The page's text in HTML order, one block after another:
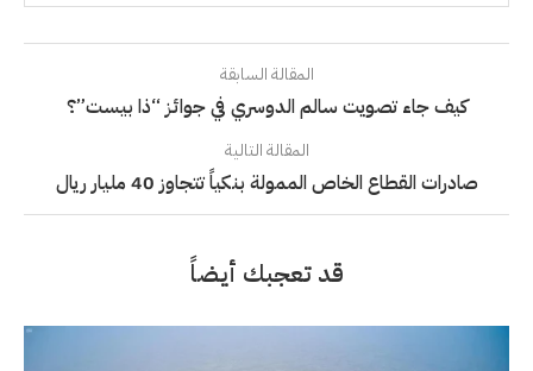
المقالة السابقة
كيف جاء تصويت سالم الدوسري في جوائز “ذا بيست”؟
المقالة التالية
صادرات القطاع الخاص الممولة بنكياً تتجاوز 40 مليار ريال
قد تعجبك أيضاً